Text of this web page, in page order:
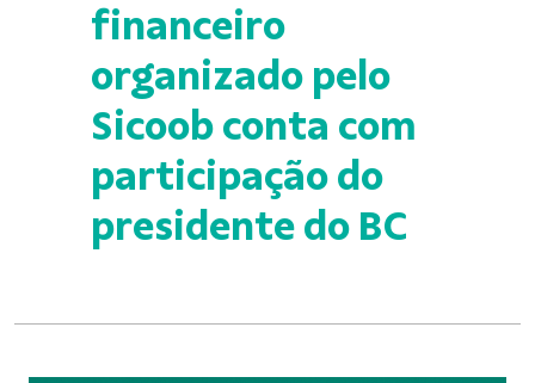
financeiro
organizado pelo
Sicoob conta com
participação do
presidente do BC